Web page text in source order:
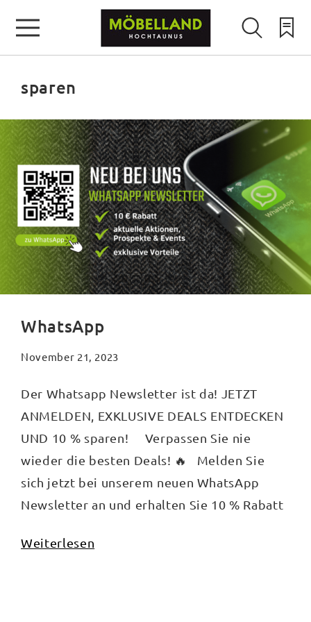
sparen
WhatsApp
November 21, 2023
Der Whatsapp Newsletter ist da! JETZT
ANMELDEN, EXKLUSIVE DEALS ENTDECKEN
UND 10 % sparen! Verpassen Sie nie
wieder die besten Deals! 🔥 Melden Sie
sich jetzt bei unserem neuen WhatsApp
Newsletter an und erhalten Sie 10 % Rabatt
auf „Abonnieren“ und los geht’s! JETZT
Weiterlesen